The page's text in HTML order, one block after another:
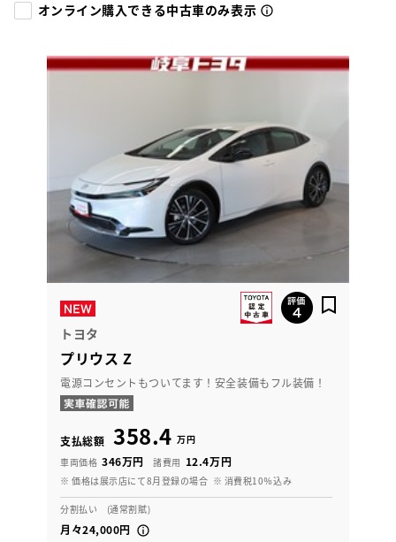
オンライン購入できる中古車のみ表示
トヨタ
プリウス Z
電源コンセントもついてます！安全装備もフル装備！
支払総額 358.4 万円
車両価格 346万円 諸費用 12.4万円
※ 価格は展示店にて8月登録の場合 ※ 消費税10％込み
分割払い (通常割賦)
月々24,000円